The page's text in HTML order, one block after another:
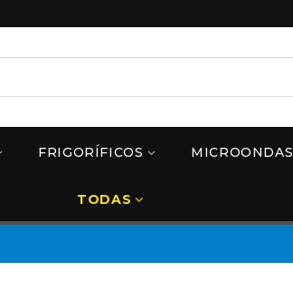
FRIGORÍFICOS MICROONDAS
TODAS